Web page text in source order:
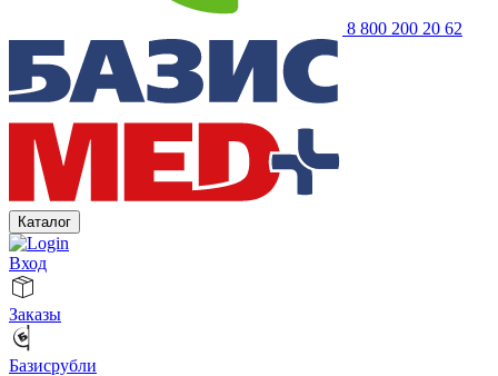
8 800 200 20 62
Каталог
Вход
Заказы
Базисрубли